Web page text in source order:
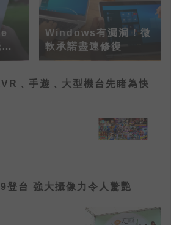
Windows有漏洞！微
軟承諾盡速修復
手遊﹑大型機台先睹為快
登台 強大攝像力令人驚艷